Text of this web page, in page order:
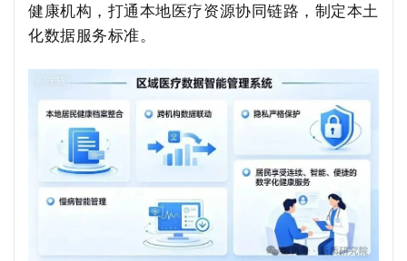
健康机构，打通本地医疗资源协同链路，制定本土
化数据服务标准。